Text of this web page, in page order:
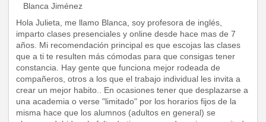
Blanca Jiménez
Hola Julieta, me llamo Blanca, soy profesora de inglés,
imparto clases presenciales y online desde hace mas de 7
años. Mi recomendación principal es que escojas las clases
que a ti te resulten más cómodas para que consigas tener
constancia. Hay gente que funciona mejor rodeada de
compañeros, otros a los que el trabajo individual les invita a
crear un mejor habito.. En ocasiones tener que desplazarse a
una academia o verse "limitado" por los horarios fijos de la
misma hace que los alumnos (adultos en general) se